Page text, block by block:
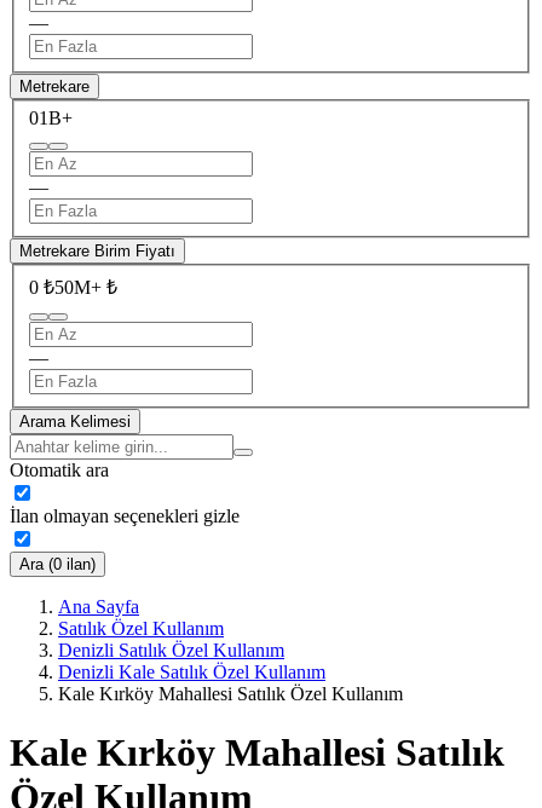
—
Metrekare
01B+
—
Metrekare Birim Fiyatı
0 ₺50M+ ₺
—
Arama Kelimesi
Otomatik ara
İlan olmayan seçenekleri gizle
Ara (0 ilan)
Ana Sayfa
Satılık Özel Kullanım
Denizli Satılık Özel Kullanım
Denizli Kale Satılık Özel Kullanım
Kale Kırköy Mahallesi Satılık Özel Kullanım
Kale Kırköy Mahallesi Satılık
Özel Kullanım